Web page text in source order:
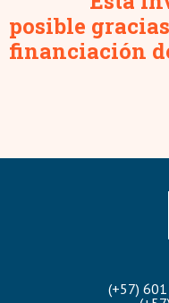
posible
financiación
(+57)